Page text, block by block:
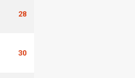
28
30